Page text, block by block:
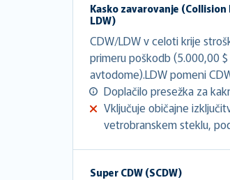
Kasko zavarovanje (Collision
LDW)
CDW/LDW v celoti krije
primeru poškodb (5.000,00
avtodome).LDW pomeni
Doplačilo presežka za
Vključuje običajne
vetrobranskem steklu,
Super CDW (SCDW)